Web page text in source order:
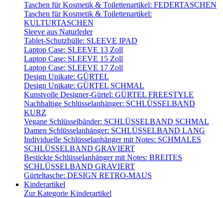
Taschen für Kosmetik & Toilettenartikel: FEDERTASCHEN
Taschen für Kosmetik & Toilettenartikel:
KULTURTASCHEN
Sleeve aus Naturleder
Tablet-Schutzhülle: SLEEVE IPAD
Laptop Case: SLEEVE 13 Zoll
Laptop Case: SLEEVE 15 Zoll
Laptop Case: SLEEVE 17 Zoll
Design Unikate: GÜRTEL
Design Unikate: GÜRTEL SCHMAL
Kunstvolle Designer-Gürtel: GÜRTEL FREESTYLE
Nachhaltige Schlüsselanhänger: SCHLÜSSELBAND
KURZ
Vegane Schlüsselbänder: SCHLÜSSELBAND SCHMAL
Damen Schlüsselanhänger: SCHLÜSSELBAND LANG
Individuelle Schlüsselanhänger mit Notes: SCHMALES
SCHLÜSSELBAND GRAVIERT
Bestickte Schlüsselanhänger mit Notes: BREITES
SCHLÜSSELBAND GRAVIERT
Gürteltasche: DESIGN RETRO-MAUS
Kinderartikel
Zur Kategorie Kinderartikel